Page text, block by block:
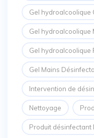
Gel hydroalcoolique
Gel hydroalcoolique
Gel hydroalcoolique
Gel Mains
Intervention de
Nettoyage
Produit désinfectant